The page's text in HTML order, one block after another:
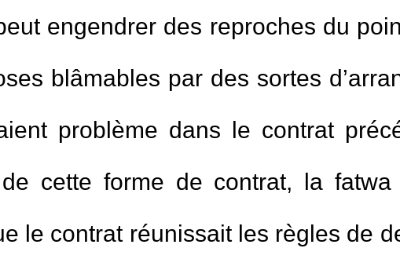
engendrer des reproches du
blâmables par des sortes
problème dans le contrat
cette forme de contrat, la
le contrat réunissait les règles de